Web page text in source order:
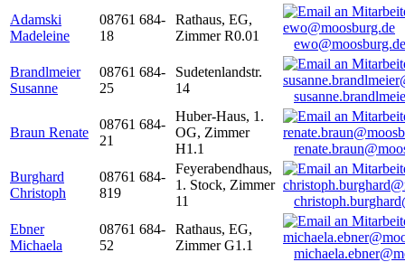
Adamski
Madeleine
08761 684-
18
Rathaus, EG,
Zimmer R0.01
ewo@moosburg.de
Brandlmeier
Susanne
08761 684-
25
Sudetenlandstr.
14
Braun Renate
08761 684-
21
Huber-Haus, 1.
OG, Zimmer
H1.1
Burghard
Christoph
08761 684-
819
Feyerabendhaus,
1. Stock, Zimmer
11
Ebner
Michaela
08761 684-
52
Rathaus, EG,
Zimmer G1.1